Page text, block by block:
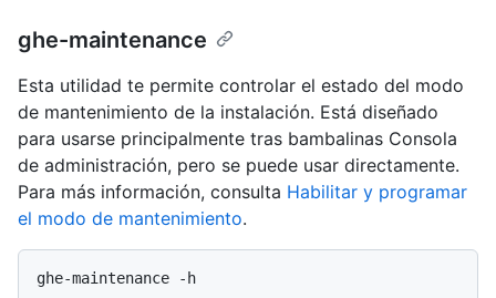
ghe-maintenance
Esta utilidad te permite controlar el estado del modo
de mantenimiento de la instalación. Está diseñado
para usarse principalmente tras bambalinas Consola
de administración, pero se puede usar directamente.
Para más información, consulta Habilitar y programar
el modo de mantenimiento.